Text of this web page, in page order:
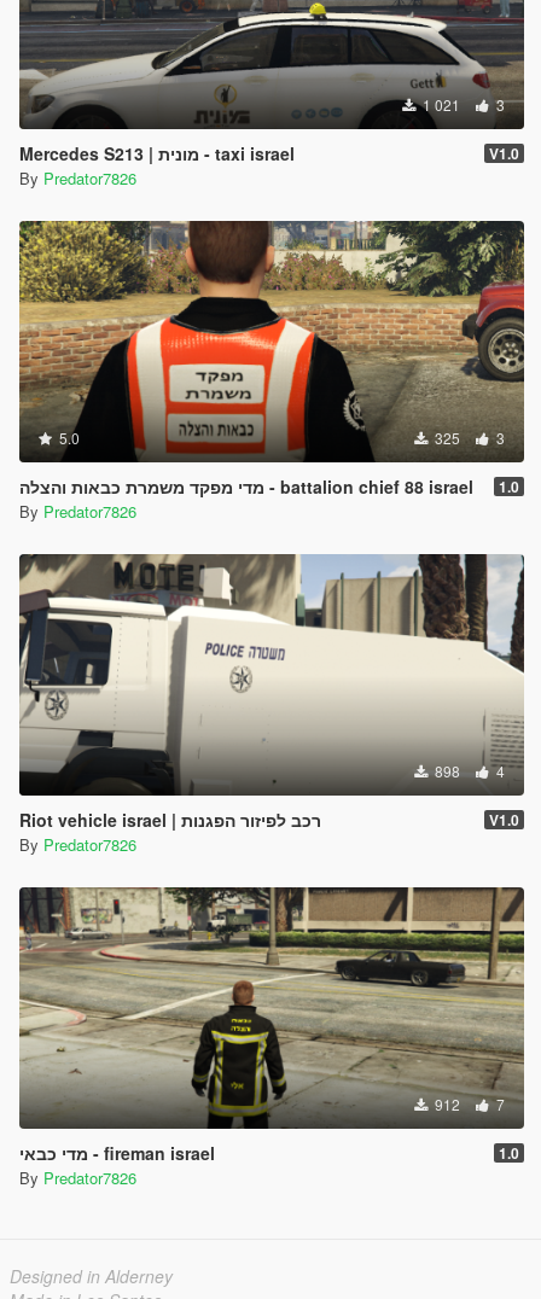
1 021 3
Mercedes S213 | מונית - taxi israel V1.0
By Predator7826
5.0 325 3
מדי מפקד משמרת כבאות והצלה - battalion chief 88 israel 1.0
By Predator7826
898 4
Riot vehicle israel | רכב לפיזור הפגנות V1.0
By Predator7826
912 7
מדי כבאי - fireman israel 1.0
By Predator7826
Designed in Alderney